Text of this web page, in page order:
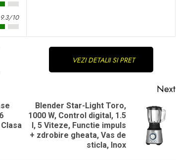
9.3/10
VEZI DETALII SI PRET
Previous
post:
Next
Next
post:
Blender Star-Light Toro,
1000 W, Control digital, 1.5
l, 5 Viteze, Functie impuls
+ zdrobire gheata, Vas de
sticla, Inox